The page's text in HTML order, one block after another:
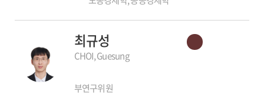
최규성
CHOI, Guesung
부연구위원